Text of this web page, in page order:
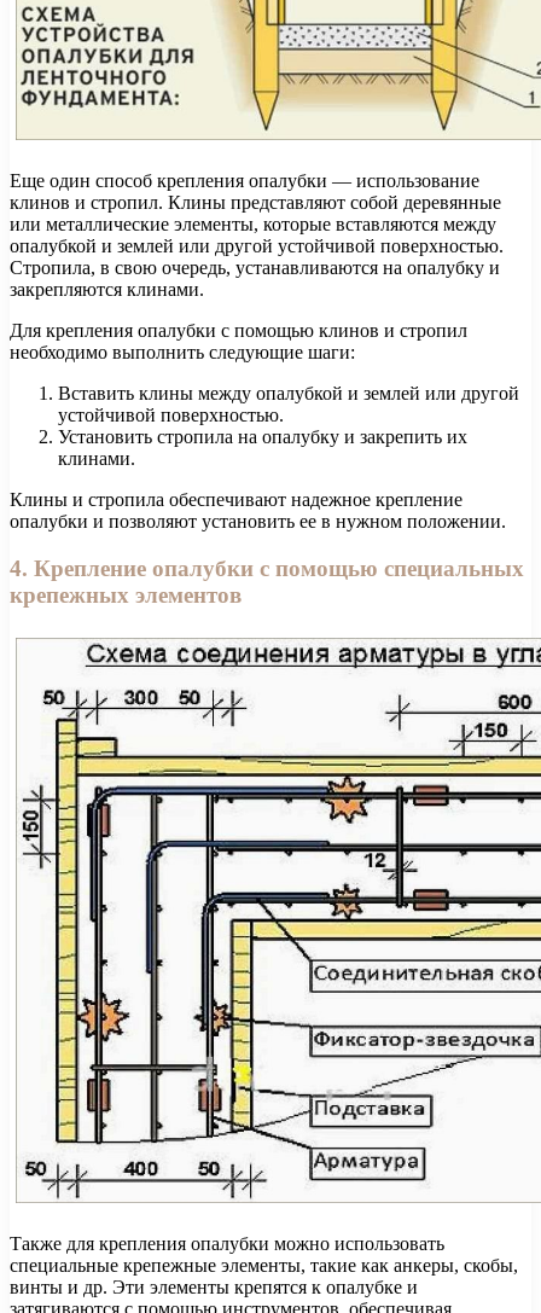
Еще один способ крепления опалубки — использование
клинов и стропил. Клины представляют собой деревянные
или металлические элементы, которые вставляются между
опалубкой и землей или другой устойчивой поверхностью.
Стропила, в свою очередь, устанавливаются на опалубку и
закрепляются клинами.
Для крепления опалубки с помощью клинов и стропил
необходимо выполнить следующие шаги:
Вставить клины между опалубкой и землей или другой
устойчивой поверхностью.
Установить стропила на опалубку и закрепить их
клинами.
Клины и стропила обеспечивают надежное крепление
опалубки и позволяют установить ее в нужном положении.
4. Крепление опалубки с помощью специальных
крепежных элементов
Также для крепления опалубки можно использовать
специальные крепежные элементы, такие как анкеры, скобы,
винты и др. Эти элементы крепятся к опалубке и
затягиваются с помощью инструментов, обеспечивая